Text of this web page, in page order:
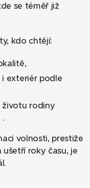
se téměř již
kdo chtějí:
exteriér podle
životu rodiny
volnosti, prestiže
roky času, je